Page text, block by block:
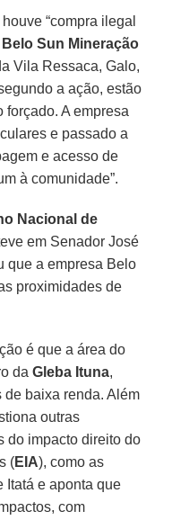
“compra ilegal
Belo Sun Mineração
Vila Ressaca, Galo,
a ação, estão
A empresa
e passado a
e acesso de
à comunidade”.
Nacional de
em Senador José
que a empresa Belo
proximidades de
é que a área do
daGleba Ituna,
baixa renda. Além
outras
do impacto direito do
(EIA), como as
Itatá e aponta que
com